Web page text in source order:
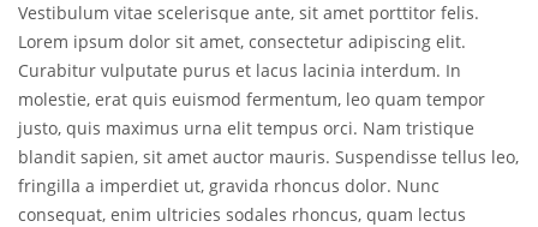
Vestibulum vitae scelerisque ante, sit amet porttitor felis.
Lorem ipsum dolor sit amet, consectetur adipiscing elit.
Curabitur vulputate purus et lacus lacinia interdum. In
molestie, erat quis euismod fermentum, leo quam tempor
justo, quis maximus urna elit tempus orci. Nam tristique
blandit sapien, sit amet auctor mauris. Suspendisse tellus leo,
fringilla a imperdiet ut, gravida rhoncus dolor. Nunc
consequat, enim ultricies sodales rhoncus, quam lectus